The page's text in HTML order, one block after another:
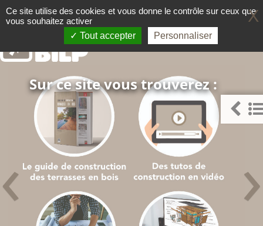
Le guide pour faire comme un
TERRASSE BOIS
Sur ce site vous trouverez :
‹ ›
Panneau de gestion des cookies
Ce site utilise des cookies et vous donne le contrôle sur ceux que
vous souhaitez activer
Tout accepter
Personnaliser
X